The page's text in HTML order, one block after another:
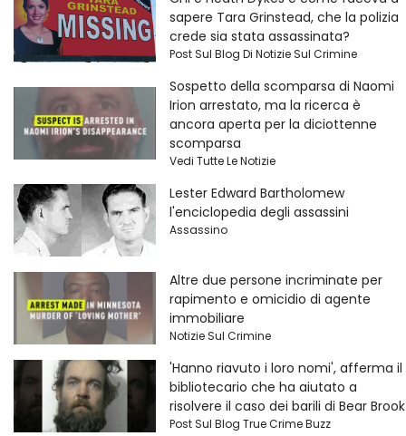
sapere Tara Grinstead, che la polizia
crede sia stata assassinata?
Post Sul Blog Di Notizie Sul Crimine
Sospetto della scomparsa di Naomi
Irion arrestato, ma la ricerca è
ancora aperta per la diciottenne
scomparsa
Vedi Tutte Le Notizie
Lester Edward Bartholomew
l'enciclopedia degli assassini
Assassino
Altre due persone incriminate per
rapimento e omicidio di agente
immobiliare
Notizie Sul Crimine
'Hanno riavuto i loro nomi', afferma il
bibliotecario che ha aiutato a
risolvere il caso dei barili di Bear Brook
Post Sul Blog True Crime Buzz